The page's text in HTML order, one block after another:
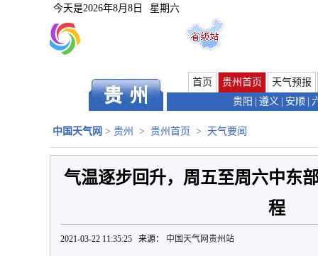
今天是2026年8月8日 星期六
首页 贵州首页
天气预报
贵阳
遵义 安顺
中国天气网 > 贵州 > 贵州首页 > 天气要闻
气温逐步回升，周五至周六中东
程
2021-03-22 11:35:25 来源： 中国天气网贵州站